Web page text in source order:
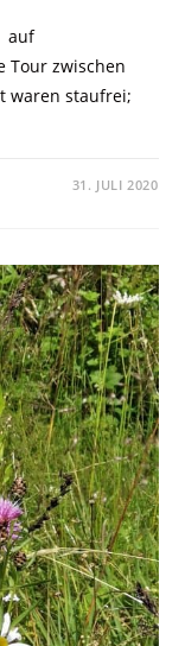
auf
Tour zwischen
waren staufrei;
31. JULI 2020